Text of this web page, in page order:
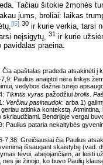
Tačiau šitokie žmonės
jums, broliai: laikas
[i5] 30 ir kurie verkia, tarsi
neįsigytų, 31 ir kurie
pavidalas praeina.
Čia apaštalas pradeda atsakinėti į
7,9: Paulius anaiptol nėra linkęs
vedybos dažnai turėjo
Tikintis vyras pažodžiui brolis
Verčiau pasinaudok: arba 1)
atitinka kontekstą.
skriaudžiami. Bendrijoje vergai
Paulius pataria nekaltybės
7,38: Greičiausiai čia Paulius
išsaugant skaistybę (vad.
tėvui, abejojančiam, ar leisti
nes jie žinojo, ko buvo Paulių